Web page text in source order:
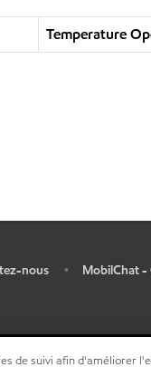
Temperature
nous • MobilChat -
de suivi afin d'améliorer